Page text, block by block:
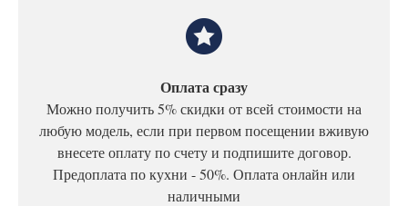
Оплата сразу
Можно получить 5% скидки от всей стоимости на
любую модель, если при первом посещении вживую
внесете оплату по счету и подпишите договор.
Предоплата по кухни - 50%. Оплата онлайн или
наличными